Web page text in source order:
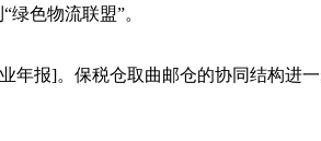
色物流联盟”。
报]。保税仓取曲邮仓的协同结构进